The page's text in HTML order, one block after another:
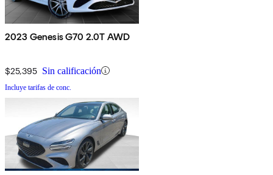
2023 Genesis G70 2.0T AWD
$25,395 Sin calificación
Incluye tarifas de conc.